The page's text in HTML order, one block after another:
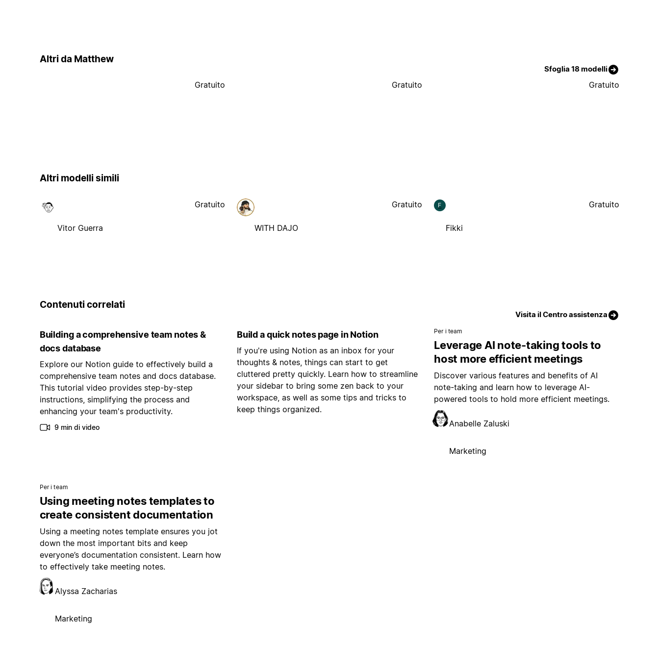
Altri da Matthew
Sfoglia 18 modelli
Gratuito Gratuito Gratuito
Altri modelli simili
Vitor Guerra
Gratuito
WITH DAJO
Gratuito F
Fikki
Gratuito
Contenuti correlati
Visita il Centro assistenza
Building a comprehensive team notes &
docs database
Explore our Notion guide to effectively build a
comprehensive team notes and docs database.
This tutorial video provides step-by-step
instructions, simplifying the process and
enhancing your team's productivity.
9 min di video
Build a quick notes page in Notion
If you're using Notion as an inbox for your
thoughts & notes, things can start to get
cluttered pretty quickly. Learn how to streamline
your sidebar to bring some zen back to your
workspace, as well as some tips and tricks to
keep things organized.
Per i team
Leverage AI note-taking tools to
host more efficient meetings
Discover various features and benefits of AI
note-taking and learn how to leverage AI-
powered tools to hold more efficient meetings.
Anabelle Zaluski
Marketing
Per i team
Using meeting notes templates to
create consistent documentation
Using a meeting notes template ensures you jot
down the most important bits and keep
everyone’s documentation consistent. Learn how
to effectively take meeting notes.
Alyssa Zacharias
Marketing